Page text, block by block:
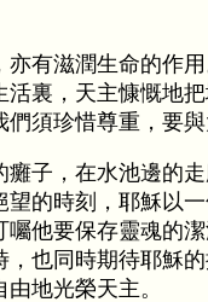
有滋潤生命的作
裏，天主慷慨地
須珍惜尊重，要與
子，在水池邊的
的時刻，耶穌以
他要保存靈魂的
也同時期待耶穌
地光榮天主。